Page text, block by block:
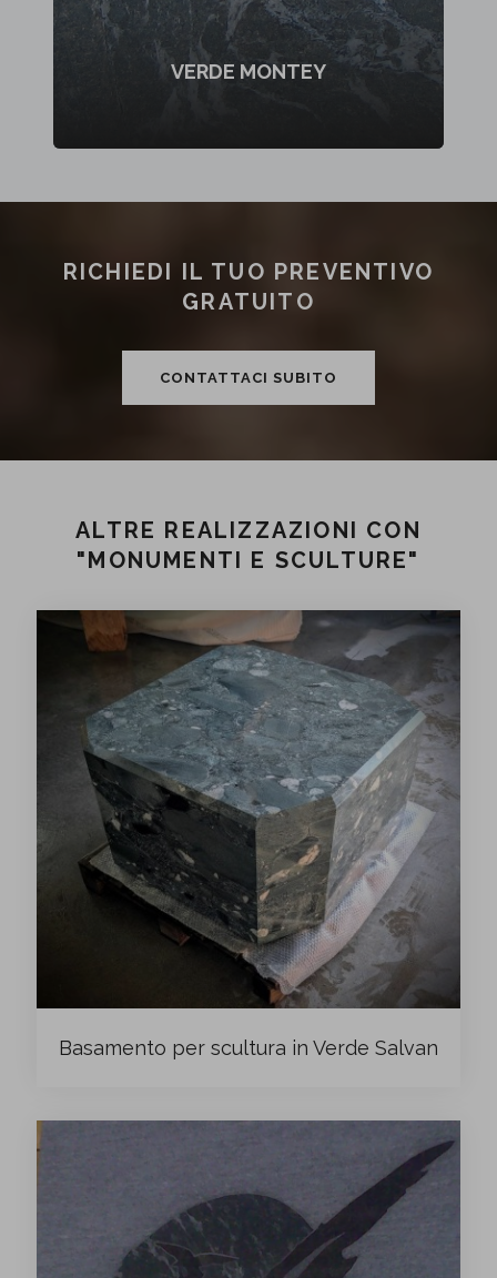
VERDE MONTEY
RICHIEDI IL TUO PREVENTIVO
GRATUITO
CONTATTACI SUBITO
ALTRE REALIZZAZIONI CON
"MONUMENTI E SCULTURE"
Basamento per scultura in Verde Salvan